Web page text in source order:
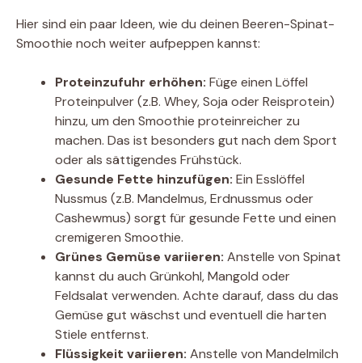
Hier sind ein paar Ideen, wie du deinen Beeren-Spinat-
Smoothie noch weiter aufpeppen kannst:
Proteinzufuhr erhöhen: Füge einen Löffel
Proteinpulver (z.B. Whey, Soja oder Reisprotein)
hinzu, um den Smoothie proteinreicher zu
machen. Das ist besonders gut nach dem Sport
oder als sättigendes Frühstück.
Gesunde Fette hinzufügen: Ein Esslöffel
Nussmus (z.B. Mandelmus, Erdnussmus oder
Cashewmus) sorgt für gesunde Fette und einen
cremigeren Smoothie.
Grünes Gemüse variieren: Anstelle von Spinat
kannst du auch Grünkohl, Mangold oder
Feldsalat verwenden. Achte darauf, dass du das
Gemüse gut wäschst und eventuell die harten
Stiele entfernst.
Flüssigkeit variieren: Anstelle von Mandelmilch